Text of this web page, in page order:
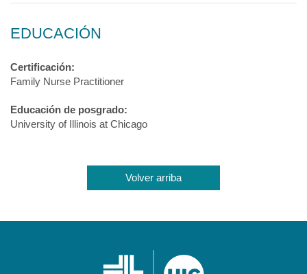
EDUCACIÓN
Certificación:
Family Nurse Practitioner
Educación de posgrado:
University of Illinois at Chicago
Volver arriba